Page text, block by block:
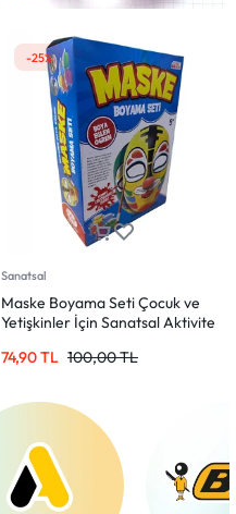
-25%
Sanatsal
Maske Boyama Seti Çocuk ve
Yetişkinler İçin Sanatsal Aktivite
100,00TL
74,90TL